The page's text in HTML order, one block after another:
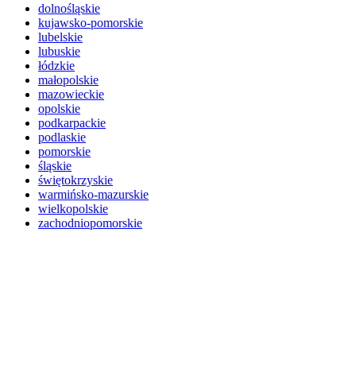
dolnośląskie
kujawsko-pomorskie
lubelskie
lubuskie
łódzkie
małopolskie
mazowieckie
opolskie
podkarpackie
podlaskie
pomorskie
śląskie
świętokrzyskie
warmińsko-mazurskie
wielkopolskie
zachodniopomorskie